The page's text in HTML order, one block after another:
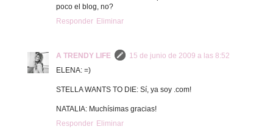
poco el blog, no?
Responder Eliminar
A TRENDY LIFE
15 de junio de 2009 a las 8:52
ELENA: =)
STELLA WANTS TO DIE: Sí, ya soy .com!
NATALIA: Muchísimas gracias!
Responder Eliminar